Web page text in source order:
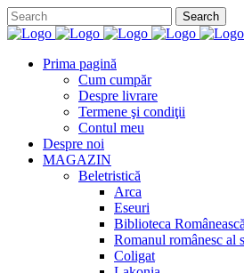
Prima pagină
Cum cumpăr
Despre livrare
Termene şi condiţii
Contul meu
Despre noi
MAGAZIN
Beletristică
Arca
Eseuri
Biblioteca Românească
Romanul românesc
Coligat